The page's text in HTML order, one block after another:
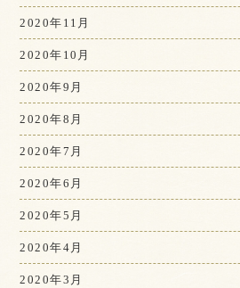
2020年11月
2020年10月
2020年9月
2020年8月
2020年7月
2020年6月
2020年5月
2020年4月
2020年3月